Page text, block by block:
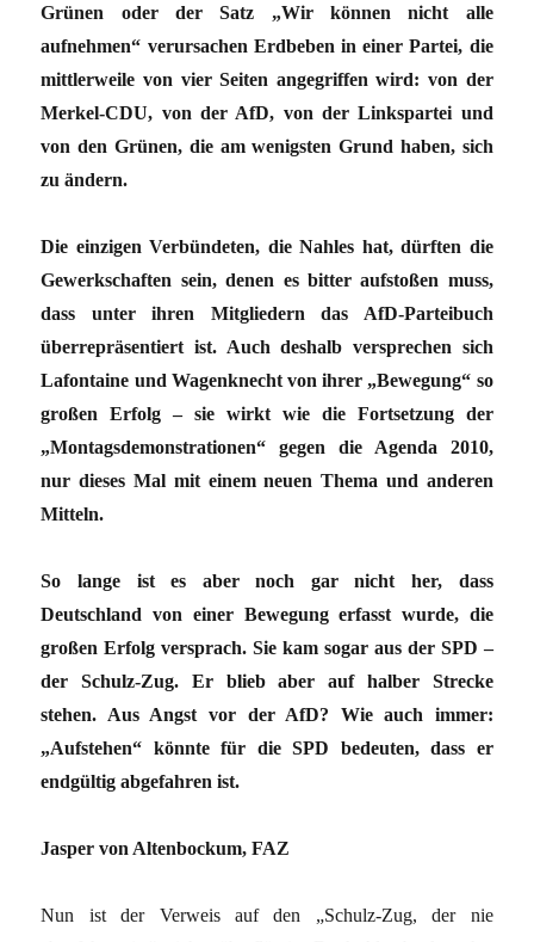
Grünen oder der Satz „Wir können nicht alle
aufnehmen“ verursachen Erdbeben in einer Partei, die
mittlerweile von vier Seiten angegriffen wird: von der
Merkel-CDU, von der AfD, von der Linkspartei und
von den Grünen, die am wenigsten Grund haben, sich
zu ändern.
Die einzigen Verbündeten, die Nahles hat, dürften die
Gewerkschaften sein, denen es bitter aufstoßen muss,
dass unter ihren Mitgliedern das AfD-Parteibuch
überrepräsentiert ist. Auch deshalb versprechen sich
Lafontaine und Wagenknecht von ihrer „Bewegung“ so
großen Erfolg – sie wirkt wie die Fortsetzung der
„Montagsdemonstrationen“ gegen die Agenda 2010,
nur dieses Mal mit einem neuen Thema und anderen
Mitteln.
So lange ist es aber noch gar nicht her, dass
Deutschland von einer Bewegung erfasst wurde, die
großen Erfolg versprach. Sie kam sogar aus der SPD –
der Schulz-Zug. Er blieb aber auf halber Strecke
stehen. Aus Angst vor der AfD? Wie auch immer:
„Aufstehen“ könnte für die SPD bedeuten, dass er
endgültig abgefahren ist.
Jasper von Altenbockum, FAZ
Nun ist der Verweis auf den „Schulz-Zug, der nie